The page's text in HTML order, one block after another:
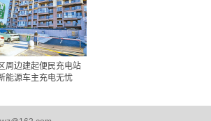
周边建起便民充电站
能源车主充电无忧